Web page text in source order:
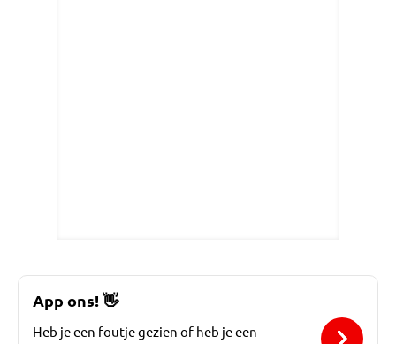
App ons!👋
Heb je een foutje gezien of heb je een